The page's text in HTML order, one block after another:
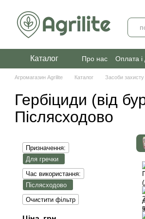
Каталог Про нас Оплата і
Агромагазин Agrilite Каталог Засоби
Гербіциди (від
Післясходово
Призначення:
Для гречки
Час використання:
Післясходово
Очистити фільтр